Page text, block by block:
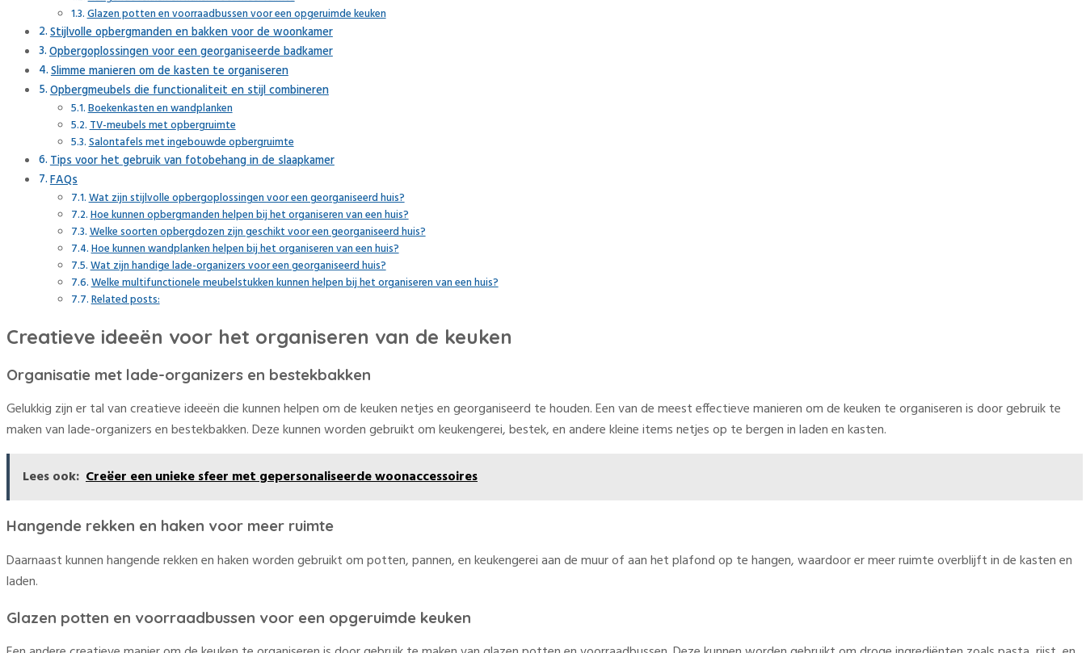
Glazen potten en voorraadbussen voor een opgeruimde keuken
Stijlvolle opbergmanden en bakken voor de woonkamer
Opbergoplossingen voor een georganiseerde badkamer
Slimme manieren om de kasten te organiseren
Opbergmeubels die functionaliteit en stijl combineren
Boekenkasten en wandplanken
TV-meubels met opbergruimte
Salontafels met ingebouwde opbergruimte
Tips voor het gebruik van fotobehang in de slaapkamer
FAQs
Wat zijn stijlvolle opbergoplossingen voor een georganiseerd huis?
Hoe kunnen opbergmanden helpen bij het organiseren van een huis?
Welke soorten opbergdozen zijn geschikt voor een georganiseerd huis?
Hoe kunnen wandplanken helpen bij het organiseren van een huis?
Wat zijn handige lade-organizers voor een georganiseerd huis?
Welke multifunctionele meubelstukken kunnen helpen bij het organiseren van een huis?
Related posts:
Creatieve ideeën voor het organiseren van de keuken
Organisatie met lade-organizers en bestekbakken
Gelukkig zijn er tal van creatieve ideeën die kunnen helpen om de keuken netjes en georganiseerd te houden. Een van de meest effectieve manieren om de keuken te organiseren is door gebruik te
maken van lade-organizers en bestekbakken. Deze kunnen worden gebruikt om keukengerei, bestek, en andere kleine items netjes op te bergen in laden en kasten.
Lees ook: Creëer een unieke sfeer met gepersonaliseerde woonaccessoires
Hangende rekken en haken voor meer ruimte
Daarnaast kunnen hangende rekken en haken worden gebruikt om potten, pannen, en keukengerei aan de muur of aan het plafond op te hangen, waardoor er meer ruimte overblijft in de kasten en
laden.
Glazen potten en voorraadbussen voor een opgeruimde keuken